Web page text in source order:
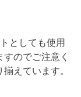
としても使用
のでご注意く
えています。